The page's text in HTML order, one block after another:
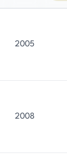
2005
2008